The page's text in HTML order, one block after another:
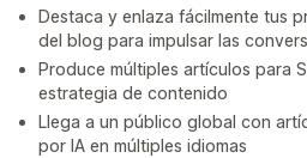
Destaca y enlaza fácilmente tus
del blog para impulsar las
Produce múltiples artículos para
estrategia de contenido
Llega a un público global con
por IA en múltiples idiomas